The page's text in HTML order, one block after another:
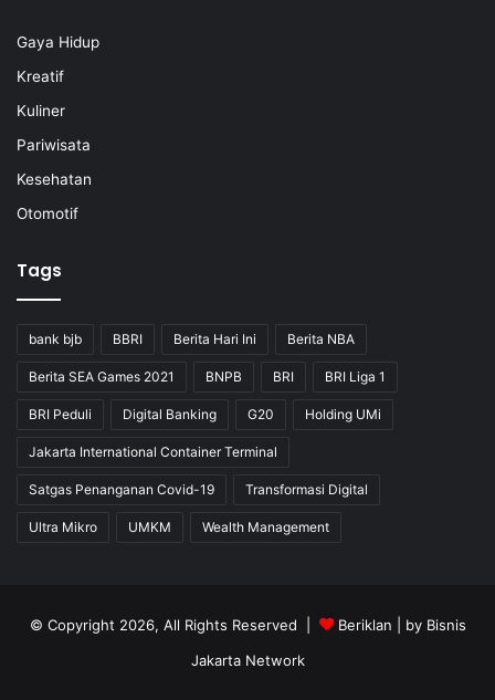
Gaya Hidup
Kreatif
Kuliner
Pariwisata
Kesehatan
Otomotif
Tags
bank bjb BBRI Berita Hari Ini Berita NBA
Berita SEA Games 2021 BNPB BRI BRI Liga 1
BRI Peduli Digital Banking G20 Holding UMi
Jakarta International Container Terminal
Satgas Penanganan Covid-19 Transformasi Digital
Ultra Mikro UMKM Wealth Management
© Copyright 2026, All Rights Reserved | Beriklan | by Bisnis
Jakarta Network